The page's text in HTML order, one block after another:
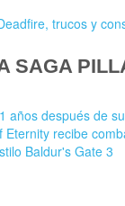
trucos y
SAGA
años después de
Eternity recibe
Baldur's Gate 3